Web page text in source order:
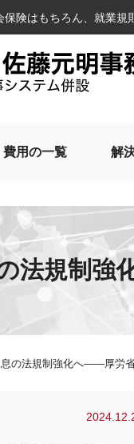
険はもちろん、就業規
費用の一覧 解
法規制
の法規制強化へ――厚労